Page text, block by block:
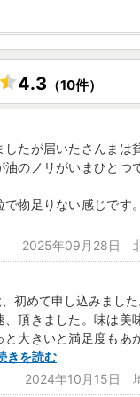
4.3 （10件）
たが届いたさんまは
のノリがいまひとつ
物足りない感じです
2025年09月28日
初めて申し込みまし
頂きました。味は美
大きいと満足度もあ
きを読む
2024年10月15日